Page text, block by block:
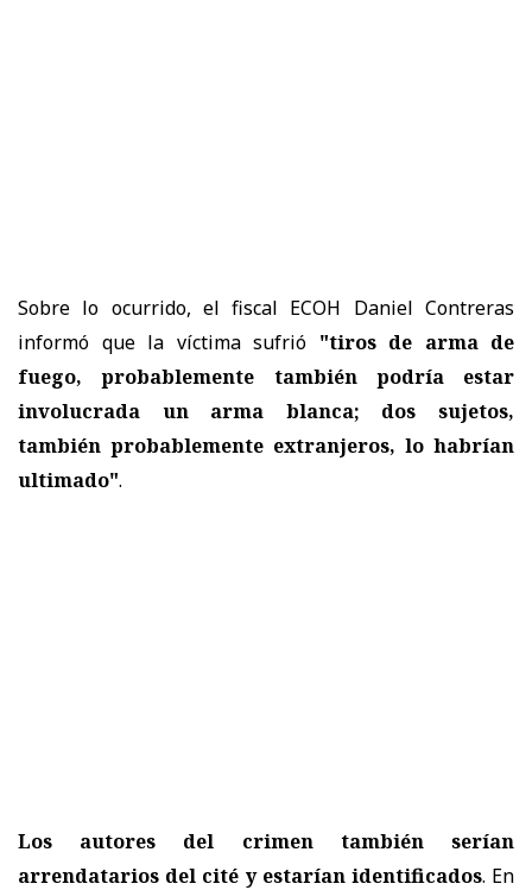
Sobre lo ocurrido, el fiscal ECOH Daniel Contreras
informó que la víctima sufrió "tiros de arma de
fuego, probablemente también podría estar
involucrada un arma blanca; dos sujetos,
también probablemente extranjeros, lo habrían
ultimado".
Los autores del crimen también serían
arrendatarios del cité y estarían identificados. En